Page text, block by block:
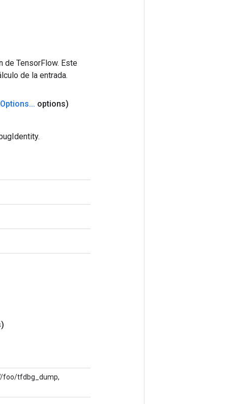
de TensorFlow. Este
de la entrada.
Options... options)
foo/tfdbg_dump,